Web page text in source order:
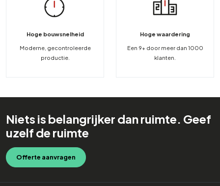
Hoge bouwsnelheid
Moderne, gecontroleerde
productie.
Hoge waardering
Een 9+ door meer dan 1000
klanten.
Niets is belangrijker dan ruimte. Geef
uzelf de ruimte
Offerte aanvragen